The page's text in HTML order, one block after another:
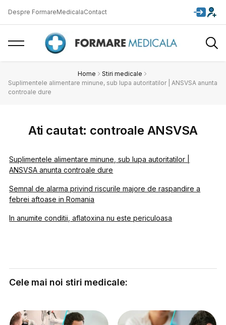
Despre FormareMedicalaContact
Home
Stiri medicale
Suplimentele alimentare minune, sub lupa autoritatilor | ANSVSA anunta
controale dure
Ati cautat: controale ANSVSA
Suplimentele alimentare minune, sub lupa autoritatilor |
ANSVSA anunta controale dure
Semnal de alarma privind riscurile majore de raspandire a
febrei aftoase in Romania
In anumite conditii, aflatoxina nu este periculoasa
Cele mai noi stiri medicale: